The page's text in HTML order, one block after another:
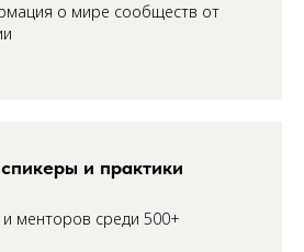
о мире сообществ от
и практики
менторов среди 500+